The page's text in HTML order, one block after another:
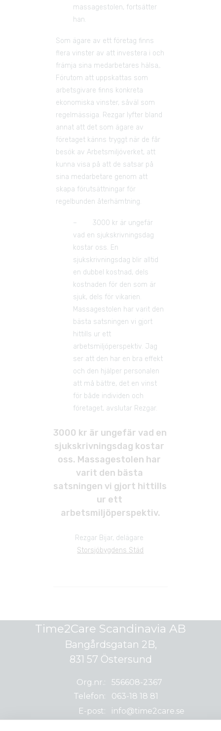
massagestolen, fortsätter
han.
Som ägare av ett företag finns
flera vinster av att investera i och
främja sina medarbetares hälsa,.
Förutom att uppskattas som
arbetsgivare finns konkreta
ekonomiska vinster, såväl som
regelmässiga. Rezgar lyfter bland
annat att det som ägare av
företaget känns tryggt när de får
besök av Arbetsmiljöverket, att
kunna visa på att de satsar på
sina medarbetare genom att
skapa förutsättningar för
regelbunden återhämtning.
–        3000 kr är ungefär
vad en sjukskrivningsdag
kostar oss. En
sjukskrivningsdag blir alltid
en dubbel kostnad, dels
kostnaden för den som är
sjuk, dels för vikarien.
Massagestolen har varit den
bästa satsningen vi gjort
hittills ur ett
arbetsmiljöperspektiv. Jag
ser att den har en bra effekt
och den hjälper personalen
att må bättre, det en vinst
för både individen och
företaget, avslutar Rezgar.
3000 kr är ungefär vad en
sjukskrivningsdag kostar
oss. Massagestolen har
varit den bästa
satsningen vi gjort hittills
ur ett
arbetsmiljöperspektiv.
Storsjöbygdens Städ
Time2Care Scandinavia AB
Bangårdsgatan 2B,
831 57 Östersund
Org.nr.:
556608-2367
Telefon:
063-18 18 81
E-post:
info@time2care.se